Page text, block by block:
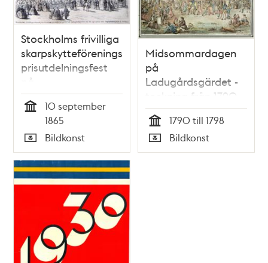
Stockholms frivilliga
skarpskytteförenings
prisutdelningsfest
på
Ladugårdsgärdet
den 10 september
Originalteckning af
F. G. Nordman.
Litografi i Illustrerad
Tidning, nr 37 den 16
september 1865.
10 september
1865
Typ
Bildkonst
Midsommardagen
på
Ladugårdsgärdet -
teckning från 1790-
talet
Tid
1790 till 1798
Typ
Bildkonst